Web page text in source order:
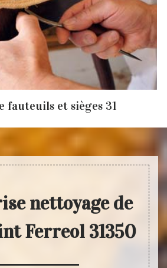
fauteuils et sièges 31
nettoyage de
Ferreol 31350